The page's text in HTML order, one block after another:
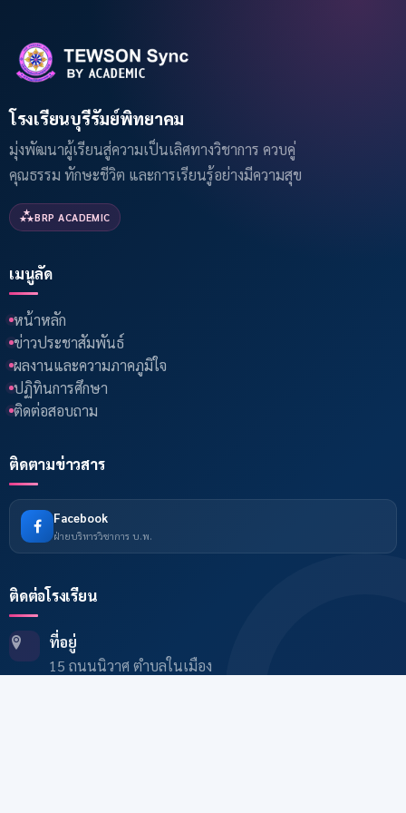
โรงเรียนบุรีรัมย์พิทยาคม
มุ่งพัฒนาผู้เรียนสู่ความเป็นเลิศทางวิชาการ ควบคู่
คุณธรรม ทักษะชีวิต และการเรียนรู้อย่างมีความสุข
BRP ACADEMIC
เมนูลัด
หน้าหลัก
ข่าวประชาสัมพันธ์
ผลงานและความภาคภูมิใจ
ปฏิทินการศึกษา
ติดต่อสอบถาม
ติดตามข่าวสาร
Facebook
ฝ่ายบริหารวิชาการ บ.พ.
ติดต่อโรงเรียน
ที่อยู่
15 ถนนนิวาศ ตำบลในเมือง